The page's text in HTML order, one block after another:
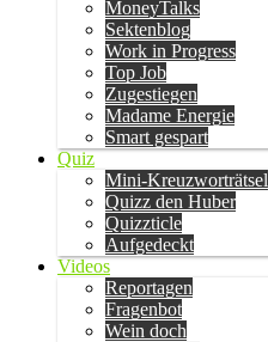
MoneyTalks
Sektenblog
Work in Progress
Top Job
Zugestiegen
Madame Energie
Smart gespart
Quiz
Mini-Kreuzworträtsel
Quizz den Huber
Quizzticle
Aufgedeckt
Videos
Reportagen
Fragenbot
Wein doch